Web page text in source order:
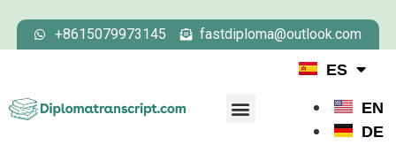
+8615079973145 fastdiploma@outlook.com
ES
EN
DE